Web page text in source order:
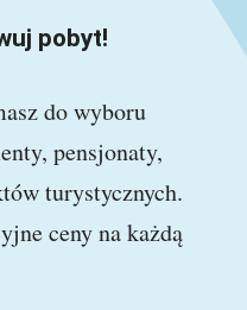
pobyt!
do wyboru
pensjonaty,
turystycznych.
ceny na każdą